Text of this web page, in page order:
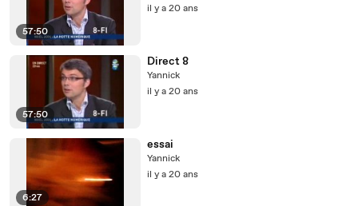
57:50
il y a 20 ans
57:50
Direct 8
Yannick
il y a 20 ans
6:27
essai
Yannick
il y a 20 ans